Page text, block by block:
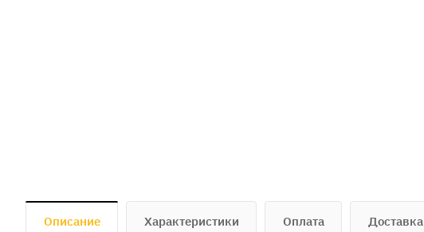
Описание Характеристики Оплата Доставка